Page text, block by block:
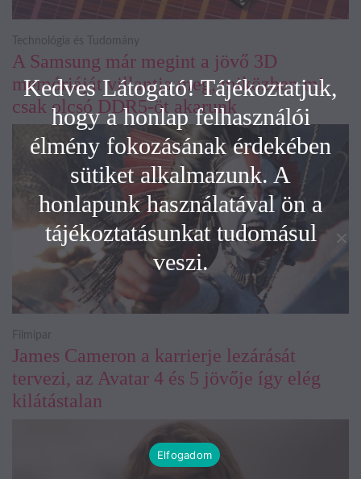
A Samsung már megint a jövő 3D
memóriáját villantja meg, miközben mi
csak olcsó DDR5-öt akarunk
Technológia és Tudomány
James Cameron a karrierje lezárását
tervezi, az Avatar 4 és 5 jövője így elég
kilátástalan
Filmipar
Kedves Látogató! Tájékoztatjuk,
hogy a honlap felhasználói
élmény fokozásának érdekében
sütiket alkalmazunk. A
honlapunk használatával ön a
tájékoztatásunkat tudomásul
veszi.
Elfogadom